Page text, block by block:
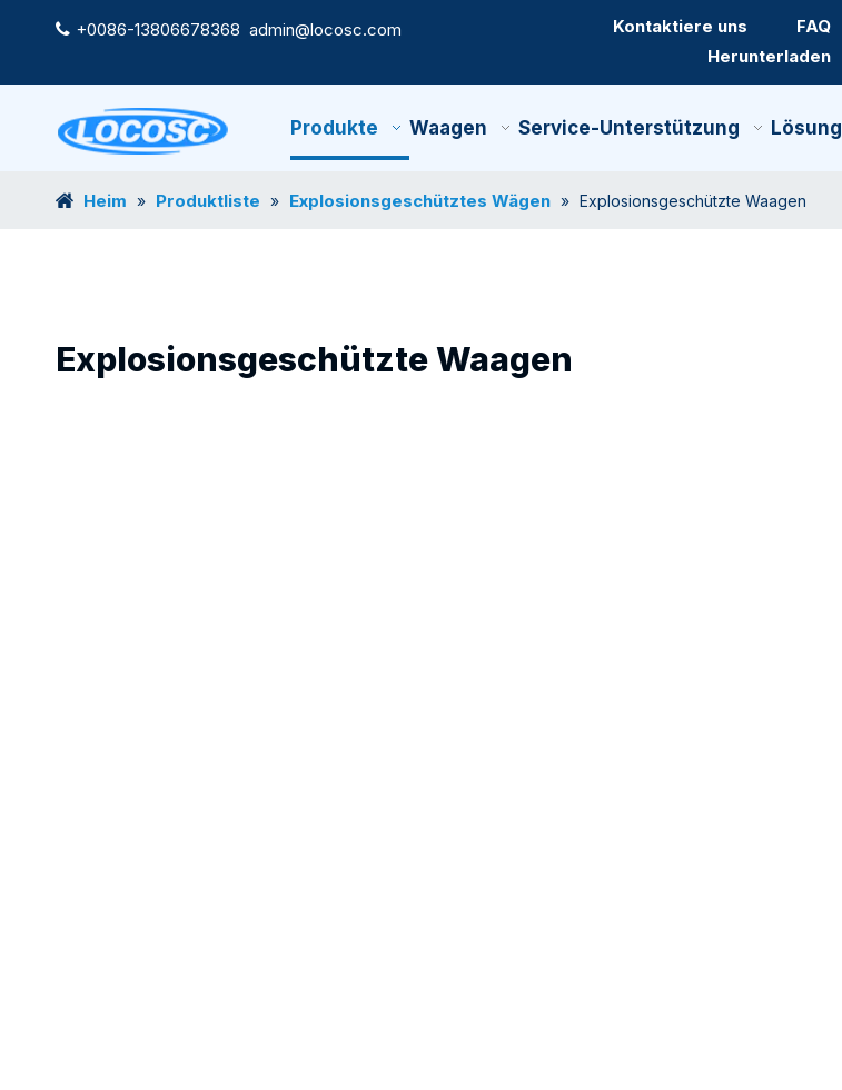
 +0086-13806678368 admin@locosc.com Kontaktiere uns
FAQ
Herunterladen
Produkte Waagen Service-Unterstützung Lösung
Heim » Produktliste » Explosionsgeschütztes Wägen » Explosionsgeschützte Waagen
Explosionsgeschützte Waagen